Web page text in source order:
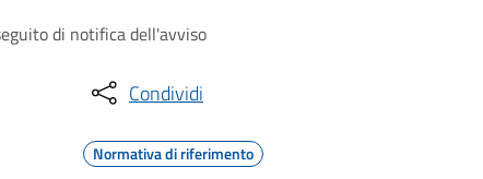
di notifica dell'avviso
Condividi
Normativa di riferimento